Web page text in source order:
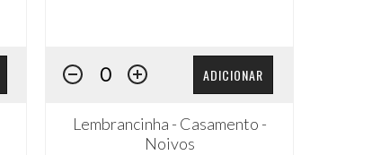
ADICIONAR
Lembrancinha - Casamento -
Noivos